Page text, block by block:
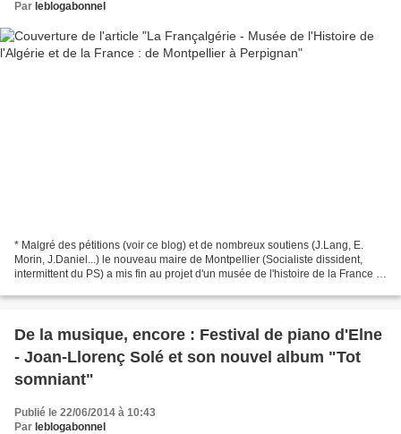
Par leblogabonnel
* Malgré des pétitions (voir ce blog) et de nombreux soutiens (J.Lang, E.
Morin, J.Daniel...) le nouveau maire de Montpellier (Socialiste dissident,
intermittent du PS) a mis fin au projet d'un musée de l'histoire de la France et
De la musique, encore : Festival de piano d'Elne
- Joan-Llorenç Solé et son nouvel album "Tot
somniant"
Publié le 22/06/2014 à 10:43
Par leblogabonnel